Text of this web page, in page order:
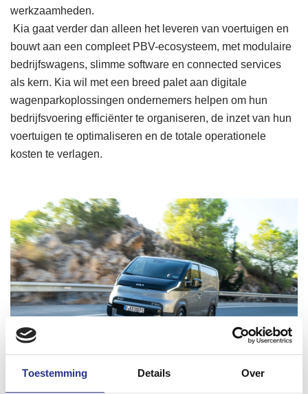
Toestemming Details Over
werkzaamheden.
Kia gaat verder dan alleen het leveren van voertuigen en
bouwt aan een compleet PBV-ecosysteem, met modulaire
bedrijfswagens, slimme software en connected services
als kern. Kia wil met een breed palet aan digitale
wagenparkoplossingen ondernemers helpen om hun
bedrijfsvoering efficiënter te organiseren, de inzet van hun
voertuigen te optimaliseren en de totale operationele
kosten te verlagen.